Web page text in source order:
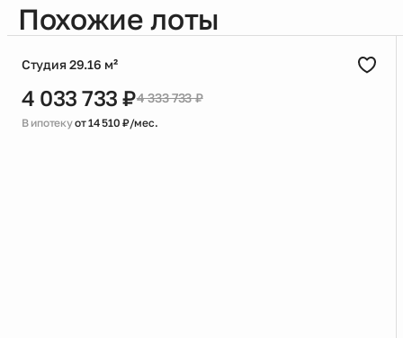
Похожие лоты
Студия 29.16 м²
4 033 733 ₽4 333 733 ₽
В ипотекуот 14 510 ₽/мес.